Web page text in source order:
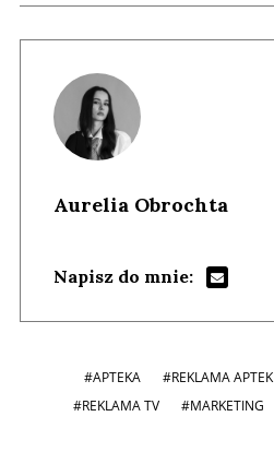
Aurelia Obrochta
Napisz do mnie:
#APTEKA #REKLAMA APTEK
#REKLAMA TV
#MARKETING